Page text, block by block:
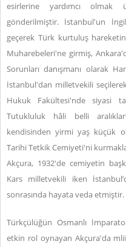
esirlerine yardımcı olmak
gönderilmiştir. İstanbul'un
geçerek Türk kurtuluş
Muharebeleri'ne girmiş,
Sorunları danışmanı olarak
İstanbul'dan milletvekili
Hukuk Fakültesi'nde siyasi
Tutukluluk hâli belli
kendisinden yirmi yaş küçük
Tarihi Tetkik Cemiyeti'ni
Akçura, 1932'de cemiyetin
Kars milletvekili iken
sonrasında hayata veda etmiştir.
Türkçülüğün Osmanlı
etkin rol oynayan Akçura'da